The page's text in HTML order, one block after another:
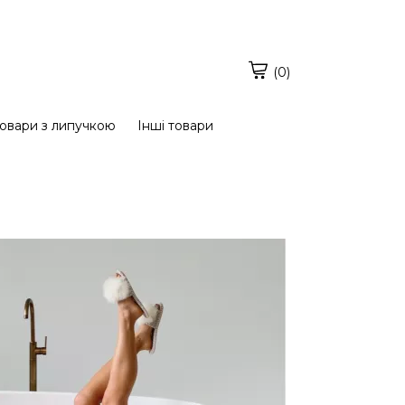
(0)
з липучкою Інші товари